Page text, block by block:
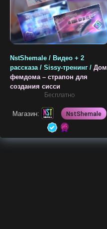
NstShemale / Видео + 2
рассказа / Sissy-тренинг / Дом
фемдома – страпон для
создания сисси
Бесплатно
Магазин: NstShemale